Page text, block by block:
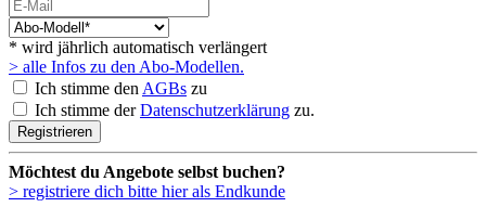
* wird jährlich automatisch verlängert
> alle Infos zu den Abo-Modellen.
Ich stimme den AGBs zu
Ich stimme derDatenschutzerklärung zu.
Registrieren
Möchtest du Angebote selbst buchen?
> registriere dich bitte hier als Endkunde